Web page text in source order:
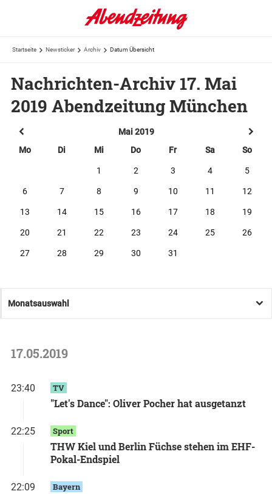
Startseite Newsticker Archiv Datum Übersicht
Nachrichten-Archiv 17. Mai
2019 Abendzeitung München
17.05.2019
23:40 TV
"Let's Dance": Oliver Pocher hat ausgetanzt
22:25 Sport
THW Kiel und Berlin Füchse stehen im EHF-
Pokal-Endspiel
22:09 Bayern
Mai 2019
Mo
Di Mi Do Fr Sa So
1 2 3 4 5
6 7 8 9 10 11 12
13 14 15 16 17 18 19
20 21 22 23 24 25 26
27 28 29 30 31
Monatsauswahl